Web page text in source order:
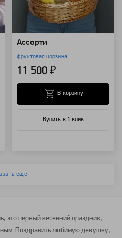
Ассорти
фруктовая корзина
11 500 ₽
Купить в 1 клик
В корзину
ещё
это первый весенний праздник,
Поздравить любимую девушку,